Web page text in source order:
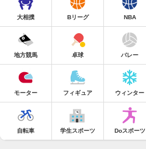
大相撲 Bリーグ NBA
地方競馬 卓球 バレー
モーター フィギュア ウィンター
自転車 学生スポーツ Doスポーツ